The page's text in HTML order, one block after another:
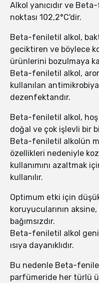
Alkol yanıcıdır ve
noktası 102,2°C'dir.
Beta-feniletil alkol,
geciktiren ve böylece
ürünlerini bozulmaya
Beta-feniletil alkol,
kullanılan
dezenfektandır.
Beta-feniletil alkol, hoş
doğal ve çok işlevli bir
Beta-feniletil alkolün
özellikleri nedeniyle
kullanımını azaltmak
kullanılır.
Optimum etki için
koruyucularının
bağımsızdır.
Beta-feniletil alkol
ısıya dayanıklıdır.
Bu nedenle Beta-
parfümeride her türlü